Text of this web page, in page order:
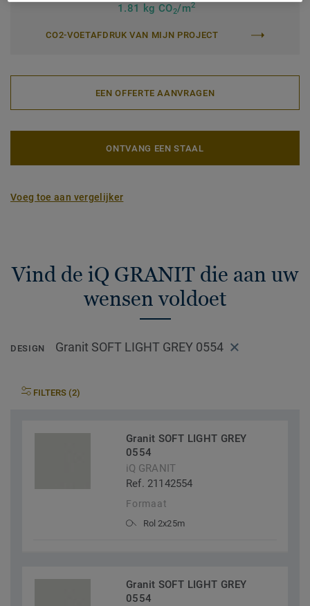
1.81 kg CO2/m2
CO2-VOETAFDRUK VAN MIJN PROJECT
EEN OFFERTE AANVRAGEN
ONTVANG EEN STAAL
Voeg toe aan vergelijker
Vind de iQ GRANIT die aan uw
wensen voldoet
DESIGN Granit SOFT LIGHT GREY 0554
FILTERS (2)
Granit SOFT LIGHT GREY
0554
iQ GRANIT
Ref. 21142554
Formaat
Rol 2x25m
Granit SOFT LIGHT GREY
0554